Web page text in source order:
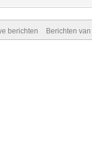
berichten Berichten